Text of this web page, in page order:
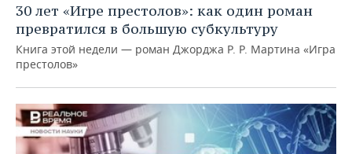
30 лет «Игре престолов»: как один роман
превратился в большую субкультуру
Книга этой недели — роман Джорджа Р. Р. Мартина «Игра
престолов»